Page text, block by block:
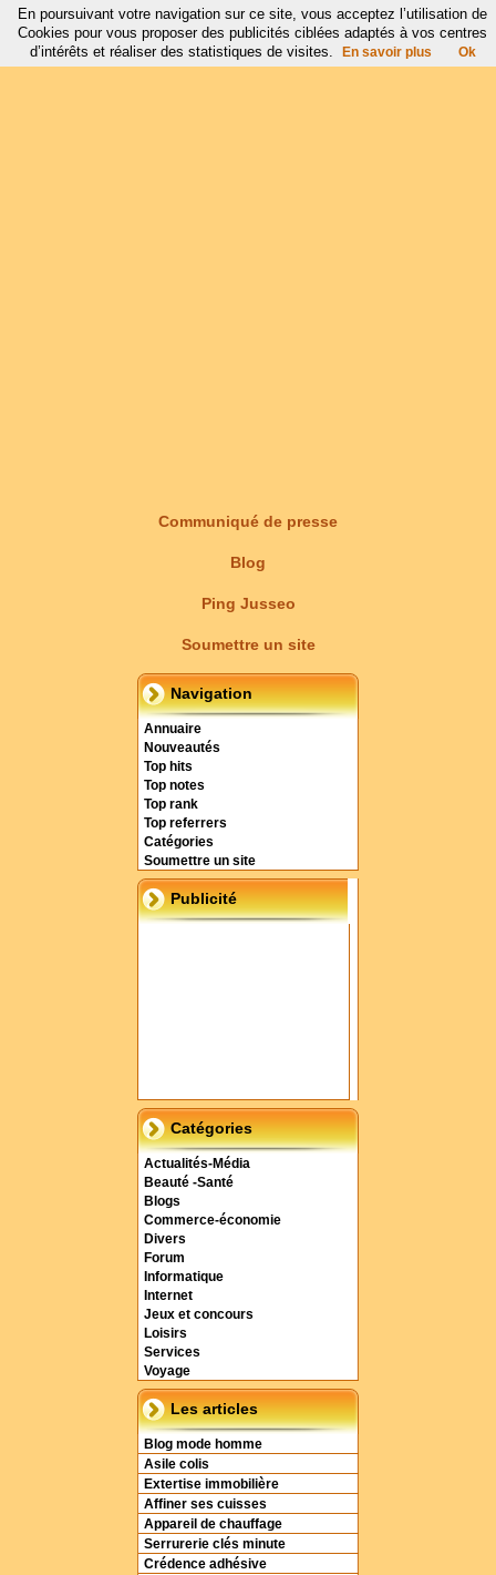
Communiqué de presse
Blog
Ping Jusseo
Soumettre un site
Navigation
Annuaire
Nouveautés
Top hits
Top notes
Top rank
Top referrers
Catégories
Soumettre un site
Publicité
Catégories
Actualités-Média
Beauté -Santé
Blogs
Commerce-économie
Divers
Forum
Informatique
Internet
Jeux et concours
Loisirs
Services
Voyage
Les articles
Blog mode homme
Asile colis
Extertise immobilière
Affiner ses cuisses
Appareil de chauffage
Serrurerie clés minute
Crédence adhésive
En poursuivant votre navigation sur ce site, vous acceptez l’utilisation de
Cookies pour vous proposer des publicités ciblées adaptés à vos centres
d’intérêts et réaliser des statistiques de visites.
En savoir plus Ok